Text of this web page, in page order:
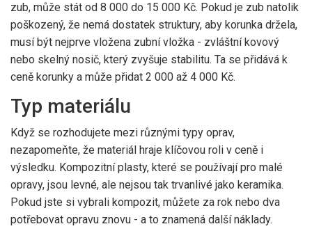
zub, může stát od 8 000 do 15 000 Kč. Pokud je zub natolik
poškozený, že nemá dostatek struktury, aby korunka držela,
musí být nejprve vložena zubní vložka - zvláštní kovový
nebo skelný nosič, který zvyšuje stabilitu. Ta se přidává k
ceně korunky a může přidat 2 000 až 4 000 Kč.
Typ materiálu
Když se rozhodujete mezi různými typy oprav,
nezapomeňte, že materiál hraje klíčovou roli v ceně i
výsledku. Kompozitní plasty, které se používají pro malé
opravy, jsou levné, ale nejsou tak trvanlivé jako keramika.
Pokud jste si vybrali kompozit, můžete za rok nebo dva
potřebovat opravu znovu - a to znamená další náklady.